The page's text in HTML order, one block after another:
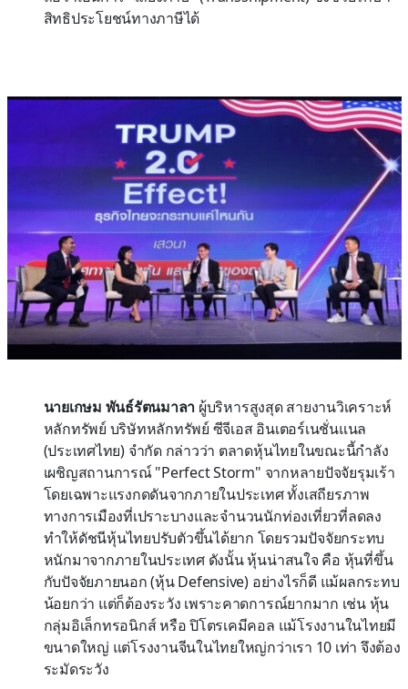
สิทธิประโยชน์ทางภาษีได้
นายเกษม พันธ์รัตนมาลา ผู้บริหารสูงสุด สายงานวิเคราะห์
หลักทรัพย์ บริษัทหลักทรัพย์ ซีจีเอส อินเตอร์เนชั่นแนล
(ประเทศไทย) จำกัด กล่าวว่า ตลาดหุ้นไทยในขณะนี้กำลัง
เผชิญสถานการณ์ "Perfect Storm" จากหลายปัจจัยรุมเร้า
โดยเฉพาะแรงกดดันจากภายในประเทศ ทั้งเสถียรภาพ
ทางการเมืองที่เปราะบางและจำนวนนักท่องเที่ยวที่ลดลง
ทำให้ดัชนีหุ้นไทยปรับตัวขึ้นได้ยาก โดยรวมปัจจัยกระทบ
หนักมาจากภายในประเทศ ดังนั้น หุ้นน่าสนใจ คือ หุ้นที่ขึ้น
กับปัจจัยภายนอก (หุ้น Defensive) อย่างไรก็ดี แม้ผลกระทบ
น้อยกว่า แต่ก็ต้องระวัง เพราะคาดการณ์ยากมาก เช่น หุ้น
กลุ่มอิเล็กทรอนิกส์ หรือ ปิโตรเคมีคอล แม้โรงงานในไทยมี
ขนาดใหญ่ แต่โรงงานจีนในไทยใหญ่กว่าเรา 10 เท่า จึงต้อง
ระมัดระวัง